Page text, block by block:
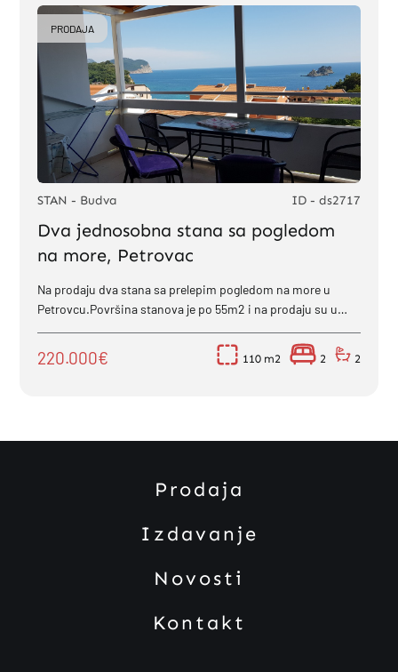
PRODAJA
STAN - Budva ID - ds2717
Dva jednosobna stana sa pogledom
na more, Petrovac
Na prodaju dva stana sa prelepim pogledom na more u
Petrovcu.Površina stanova je po 55m2 i na prodaju su u
220.000€ 110 2 2
Prodaja
Izdavanje
Novosti
Kontakt